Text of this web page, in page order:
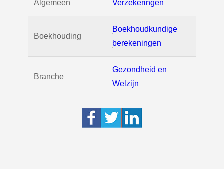
Algemeen Verzekeringen
Boekhouding
Boekhoudkundige
berekeningen
Branche
Gezondheid en
Welzijn